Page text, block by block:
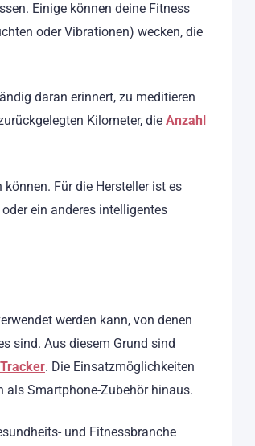
Einige können deine Fitness
oder Vibrationen) wecken, die
daran erinnert, zu meditieren
Kilometer, die Anzahl
Für die Hersteller ist es
ein anderes intelligentes
werden kann, von denen
sind. Aus diesem Grund sind
. Die Einsatzmöglichkeiten
als Smartphone-Zubehör hinaus.
und Fitnessbranche